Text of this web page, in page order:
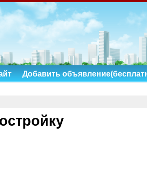
Добавить